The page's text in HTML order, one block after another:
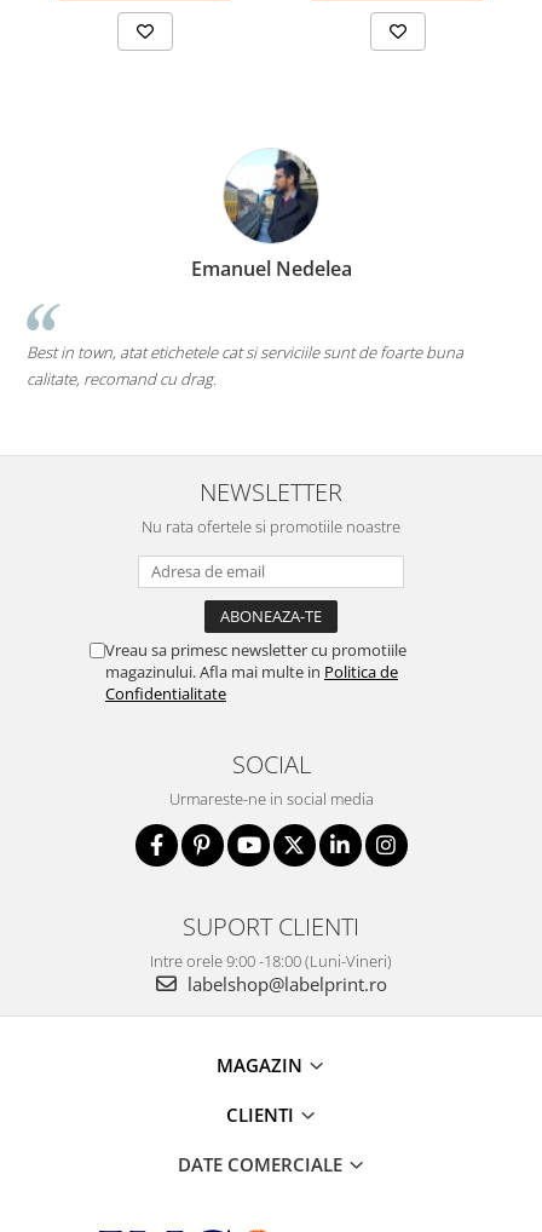
buna
Marius Zinveliu
pe toate....chiar si pe cele care inca nu au ajuns pe
Mi-as dori sa existe mai multe companii de acest gen
NEWSLETTER
Nu rata ofertele si promotiile noastre
Vreau sa primesc newsletter cu promotiile
magazinului. Afla mai multe in Politica de
Confidentialitate
SOCIAL
Urmareste-ne in social media
SUPORT CLIENTI
Intre orele 9:00 -18:00 (Luni-Vineri)
labelshop@labelprint.ro
MAGAZIN
CLIENTI
DATE COMERCIALE